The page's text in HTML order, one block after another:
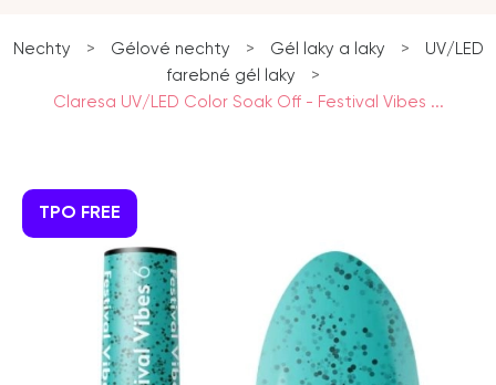
Nechty > Gélové nechty > Gél laky a laky >
UV/LED
farebné gél laky
>
Claresa UV/LED Color Soak Off - Festival Vibes ...
TPO FREE